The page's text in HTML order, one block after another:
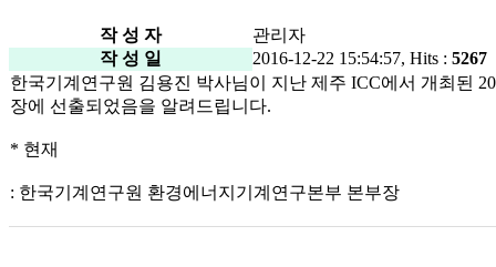
작 성 자
관리자
작 성 일
2016-12-22 15:54:57, Hits : 5267
한국기계연구원 김용진 박사님이 지난 제주 ICC에서 개최된
장에 선출되었음을 알려드립니다.
* 현재
: 한국기계연구원 환경에너지기계연구본부 본부장